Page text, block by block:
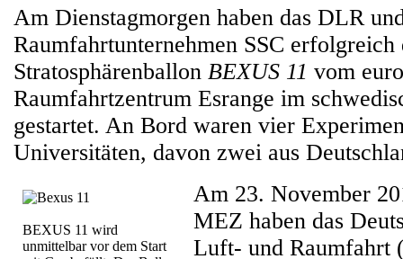
Am Dienstagmorgen haben das DLR
Raumfahrtunternehmen SSC erfolgreich
Stratosphärenballon BEXUS 11 vom
Raumfahrtzentrum Esrange im
gestartet. An Bord waren vier
Universitäten, davon zwei aus
BEXUS 11 wird
unmittelbar vor dem Start
Am 23. November
MEZ haben das
Luft- und Raumfahrt